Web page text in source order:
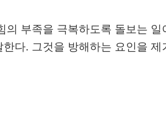
부족을 극복하도록 돌보는
다. 그것을 방해하는 요인을